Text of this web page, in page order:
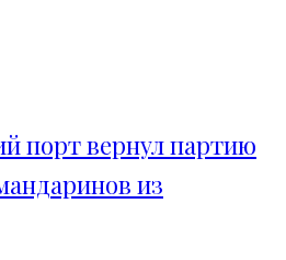
порт вернул партию
из